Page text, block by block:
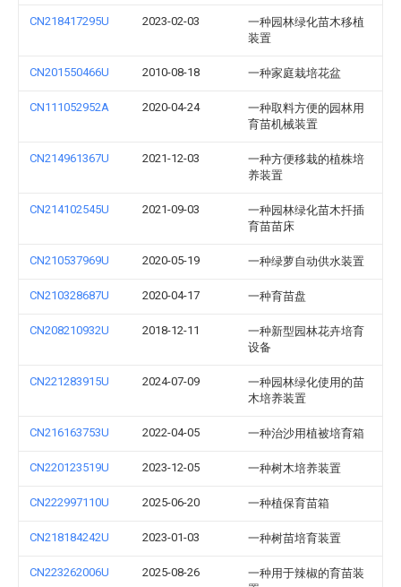
CN218417295U 2023-02-03
一种园林绿化苗木移植
装置
CN201550466U 2010-08-18 一种家庭栽培花盆
CN111052952A 2020-04-24
一种取料方便的园林用
育苗机械装置
CN214961367U 2021-12-03
一种方便移栽的植株培
养装置
CN214102545U 2021-09-03
一种园林绿化苗木扦插
育苗苗床
CN210537969U 2020-05-19 一种绿萝自动供水装置
CN210328687U 2020-04-17 一种育苗盘
CN208210932U 2018-12-11
一种新型园林花卉培育
设备
CN221283915U 2024-07-09
一种园林绿化使用的苗
木培养装置
CN216163753U 2022-04-05 一种治沙用植被培育箱
CN220123519U 2023-12-05 一种树木培养装置
CN222997110U 2025-06-20 一种植保育苗箱
CN218184242U 2023-01-03 一种树苗培育装置
CN223262006U 2025-08-26
一种用于辣椒的育苗装